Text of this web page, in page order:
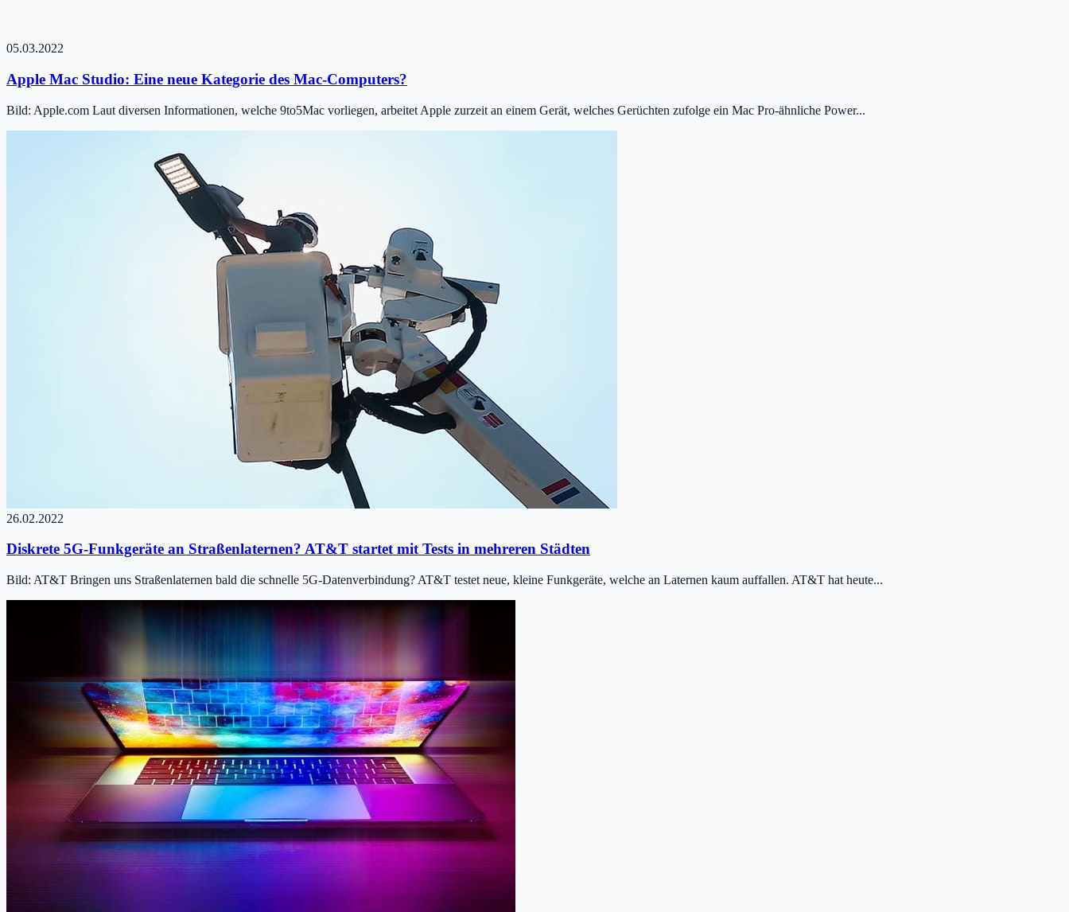
05.03.2022
Apple Mac Studio: Eine neue Kategorie des Mac-Computers?
Bild: Apple.com Laut diversen Informationen, welche 9to5Mac vorliegen, arbeitet Apple zurzeit an einem Gerät, welches Gerüchten zufolge ein Mac Pro-ähnliche Power...
26.02.2022
Diskrete 5G-Funkgeräte an Straßenlaternen? AT&T startet mit Tests in mehreren Städten
Bild: AT&T Bringen uns Straßenlaternen bald die schnelle 5G-Datenverbindung? AT&T testet neue, kleine Funkgeräte, welche an Laternen kaum auffallen. AT&T hat heute...